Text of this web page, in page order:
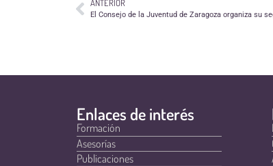
ANTERIOR
El Consejo de la Juventud de Zaragoza organiza su
Enlaces de interés
Formación
Asesorías
Publicaciones